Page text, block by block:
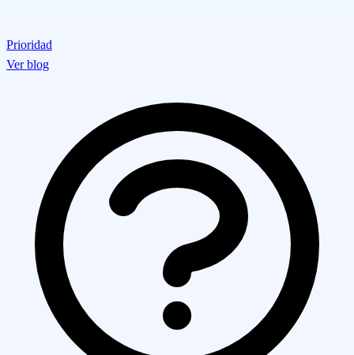
Prioridad
Ver blog